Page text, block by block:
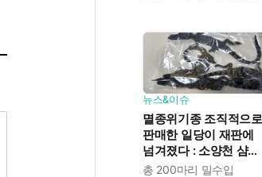
뉴스&이슈
멸종위기종 조직적으로
판매한 일당이 재판에
넘겨졌다 : 소양천 샴악
어, 양주 아파트 뱀 출몰
총 200마리 밀수입